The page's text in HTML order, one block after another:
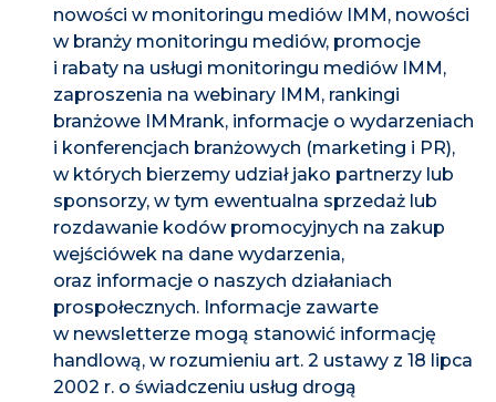
nowości w monitoringu mediów IMM, nowości
w branży monitoringu mediów, promocje
i rabaty na usługi monitoringu mediów IMM,
zaproszenia na webinary IMM, rankingi
branżowe IMMrank, informacje o wydarzeniach
i konferencjach branżowych (marketing i PR),
w których bierzemy udział jako partnerzy lub
sponsorzy, w tym ewentualna sprzedaż lub
rozdawanie kodów promocyjnych na zakup
wejściówek na dane wydarzenia,
oraz informacje o naszych działaniach
prospołecznych. Informacje zawarte
w newsletterze mogą stanowić informację
handlową, w rozumieniu art. 2 ustawy z 18 lipca
2002 r. o świadczeniu usług drogą